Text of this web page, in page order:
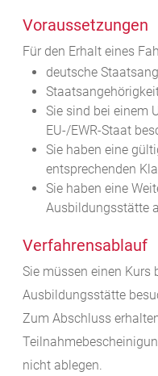
Voraussetzungen
Für den Erhalt eines
deutsche
Sie sind bei einem
EU-/EWR-Staat
Sie haben eine
entsprechenden
Sie haben eine
Ausbildungsstätte
Verfahrensablauf
Sie müssen einen Kurs
Ausbildungsstätte
Zum Abschluss
nicht ablegen.